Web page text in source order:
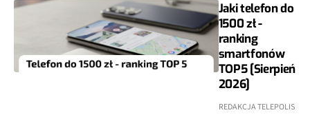
Jaki telefon do
1500 zł -
ranking
smartfonów
TOP5 [Sierpień
2026]
REDAKCJA TELEPOLIS